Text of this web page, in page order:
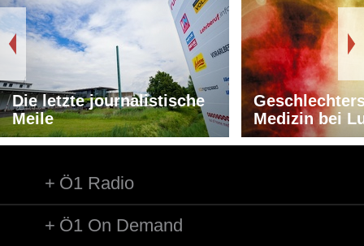
Die letzte journalistische
Meile
Medizin bei
Ö1 Radio
Ö1 On Demand